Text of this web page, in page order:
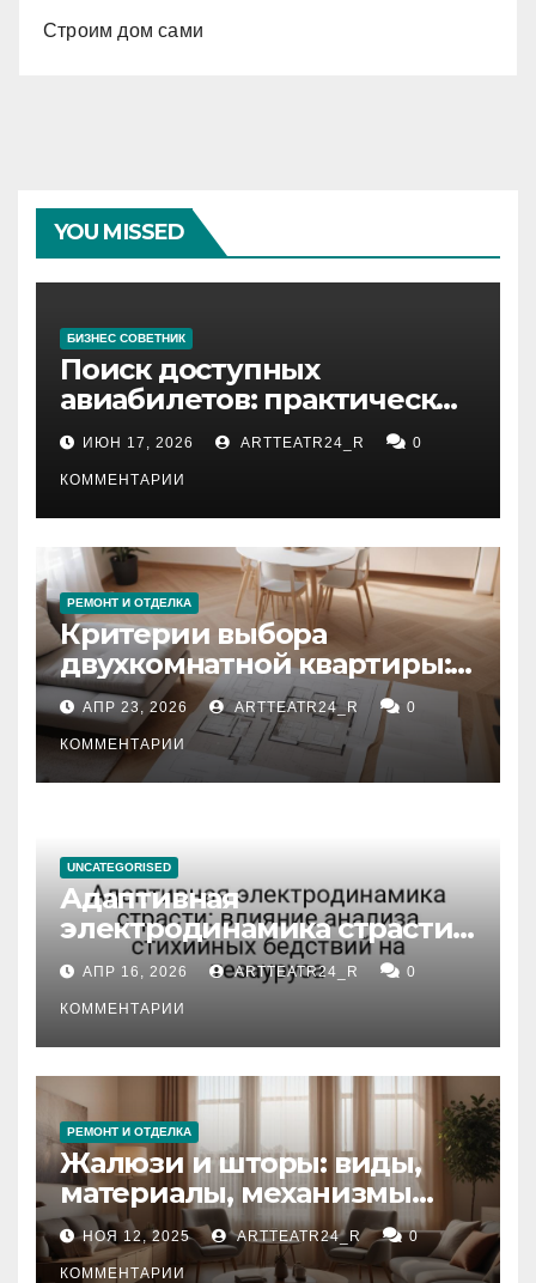
Строим дом сами
YOU MISSED
БИЗНЕС СОВЕТНИК
Поиск доступных
авиабилетов: практические
рекомендации
ИЮН 17, 2026 ARTTEATR24_R 0
КОММЕНТАРИИ
РЕМОНТ И ОТДЕЛКА
Критерии выбора
двухкомнатной квартиры:
планировка, площадь,
состояние и документация
АПР 23, 2026 ARTTEATR24_R 0
КОММЕНТАРИИ
UNCATEGORISED
Адаптивная
электродинамика страсти:
влияние анализа
стихийных бедствий на
тезауруса
АПР 16, 2026 ARTTEATR24_R 0
КОММЕНТАРИИ
РЕМОНТ И ОТДЕЛКА
Жалюзи и шторы: виды,
материалы, механизмы
управления и уход
НОЯ 12, 2025 ARTTEATR24_R 0
КОММЕНТАРИИ